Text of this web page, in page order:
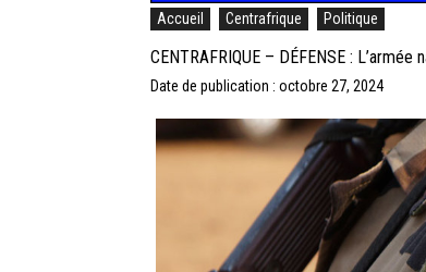
Accueil Centrafrique Politique
CENTRAFRIQUE – DÉFENSE :
Date de publication : octobre 27, 2024